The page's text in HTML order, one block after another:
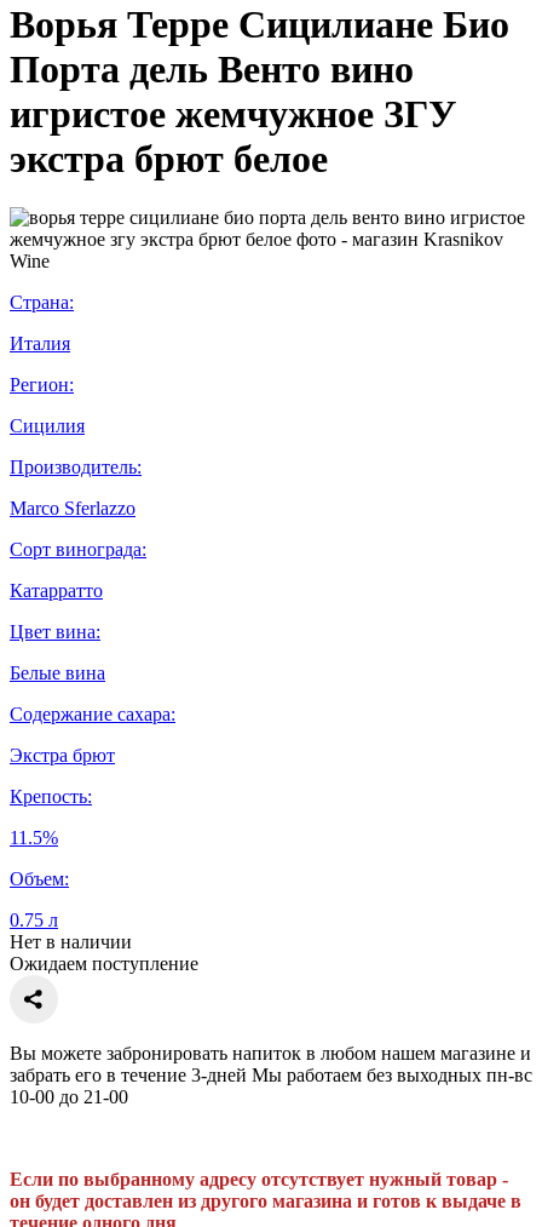
Ворья Терре Сицилиане Био
Порта дель Венто вино
игристое жемчужное ЗГУ
экстра брют белое
Страна:
Италия
Регион:
Сицилия
Производитель:
Marco Sferlazzo
Сорт винограда:
Катарратто
Цвет вина:
Белые вина
Содержание сахара:
Экстра брют
Крепость:
11.5%
Объем:
0.75 л
Нет в наличии
Ожидаем поступление
Вы можете забронировать напиток в любом нашем магазине и
забрать его в течение 3-дней Мы работаем без выходных пн-вс
10-00 до 21-00
Если по выбранному адресу отсутствует нужный товар -
он будет доставлен из другого магазина и готов к выдаче в